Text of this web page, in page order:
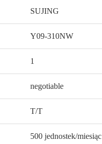
SUJING
Y09-310NW
1
negotiable
T/T
500 jednostek/miesiąc